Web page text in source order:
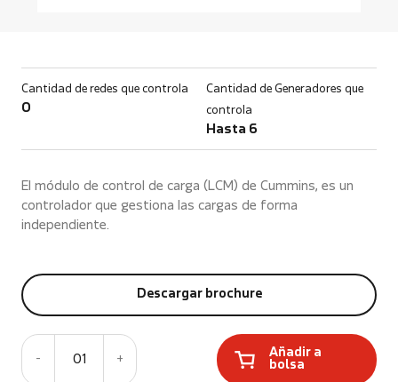
Cantidad de redes que controla
0
Cantidad de Generadores que
controla
Hasta 6
El módulo de control de carga (LCM) de Cummins, es un
controlador que gestiona las cargas de forma
independiente.
Descargar brochure
- 01 +
Añadir a
bolsa